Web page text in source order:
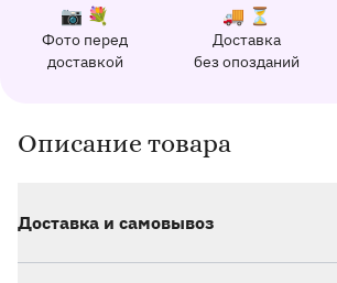
Почему выбирают Флорео
К каждому заказу прилагается:
Фото перед
доставкой
📷 💐
Доставка
без опозданий
🚚 ⏳
Качественный сервис
162 отзыва с оценкой 5.0 ⭐
Информация о товаре и оказываемых
Описание товара
Доставка и самовывоз